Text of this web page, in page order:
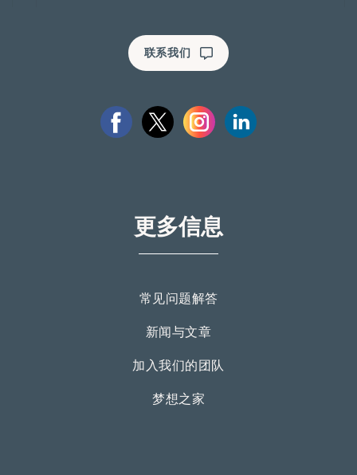
联系我们
更多信息
常见问题解答
新闻与文章
加入我们的团队
梦想之家